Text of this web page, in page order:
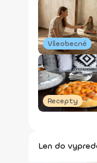
Všeobecné
Recepty
Len do